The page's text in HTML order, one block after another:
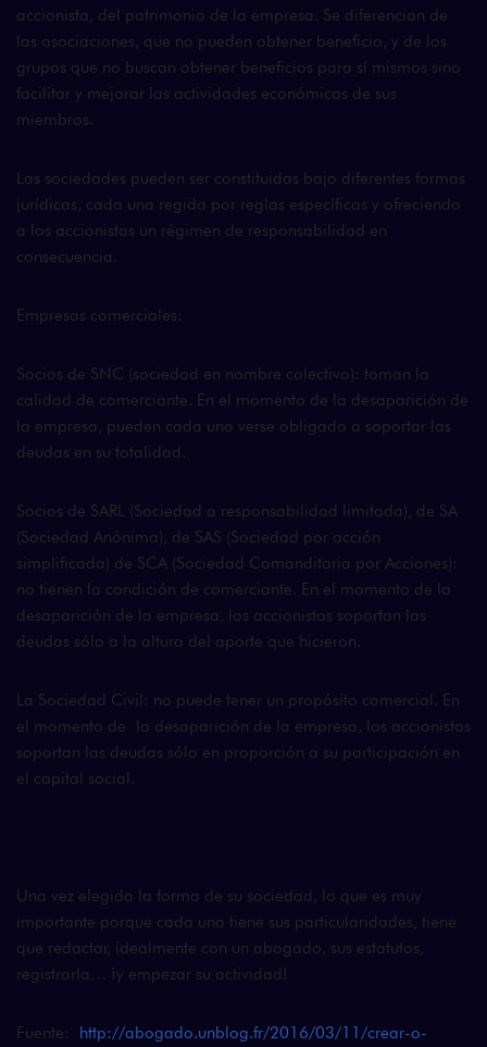
accionista, del patrimonio de la empresa. Se diferencian de
las asociaciones, que no pueden obtener beneficio, y de los
grupos que no buscan obtener beneficios para sí mismos sino
facilitar y mejorar las actividades económicas de sus
miembros.
Las sociedades pueden ser constituidas bajo diferentes formas
jurídicas, cada una regida por reglas específicas y ofreciendo
a los accionistas un régimen de responsabilidad en
consecuencia.
Empresas comerciales:
Socios de SNC (sociedad en nombre colectivo): toman la
calidad de comerciante. En el momento de la desaparición de
la empresa, pueden cada uno verse obligado a soportar las
deudas en su totalidad.
Socios de SARL (Sociedad a responsabilidad limitada), de SA
(Sociedad Anónima), de SAS (Sociedad por acción
simplificada) de SCA (Sociedad Comanditaria por Acciones):
no tienen la condición de comerciante. En el momento de la
desaparición de la empresa, los accionistas soportan las
deudas sólo a la altura del aporte que hicieron.
La Sociedad Civil: no puede tener un propósito comercial. En
el momento de la desaparición de la empresa, los accionistas
soportan las deudas sólo en proporción a su participación en
el capital social.
Una vez elegida la forma de su sociedad, lo que es muy
importante porque cada una tiene sus particularidades, tiene
que redactar, idealmente con un abogado, sus estatutos,
registrarla… ¡y empezar su actividad!
Fuente: http://abogado.unblog.fr/2016/03/11/crear-o-